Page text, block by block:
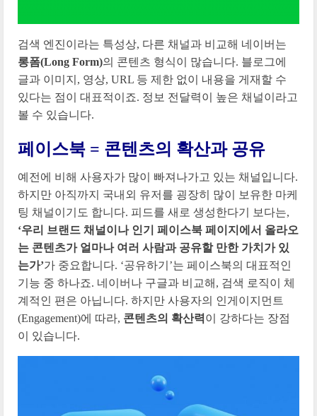
검색 엔진이라는 특성상, 다른 채널과 비교해 네이버는
롱폼(Long Form)의 콘텐츠 형식이 많습니다. 블로그에
글과 이미지, 영상, URL 등 제한 없이 내용을 게재할 수
있다는 점이 대표적이죠. 정보 전달력이 높은 채널이라고
볼 수 있습니다.
페이스북 = 콘텐츠의 확산과 공유
예전에 비해 사용자가 많이 빠져나가고 있는 채널입니다.
하지만 아직까지 국내외 유저를 굉장히 많이 보유한 마케
팅 채널이기도 합니다. 피드를 새로 생성한다기 보다는,
‘우리 브랜드 채널이나 인기 페이스북 페이지에서 올라오
는 콘텐츠가 얼마나 여러 사람과 공유할 만한 가치가 있
는가’가 중요합니다. ‘공유하기’는 페이스북의 대표적인
기능 중 하나죠. 네이버나 구글과 비교해, 검색 로직이 체
계적인 편은 아닙니다. 하지만 사용자의 인게이지먼트
(Engagement)에 따라, 콘텐츠의 확산력 이 강하다는 장점
이 있습니다.